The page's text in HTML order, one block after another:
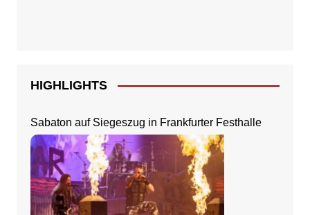
HIGHLIGHTS
Sabaton auf Siegeszug in Frankfurter Festhalle